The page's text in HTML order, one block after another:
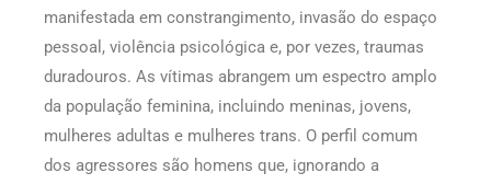
manifestada em constrangimento, invasão do espaço
pessoal, violência psicológica e, por vezes, traumas
duradouros. As vítimas abrangem um espectro amplo
da população feminina, incluindo meninas, jovens,
mulheres adultas e mulheres trans. O perfil comum
dos agressores são homens que, ignorando a